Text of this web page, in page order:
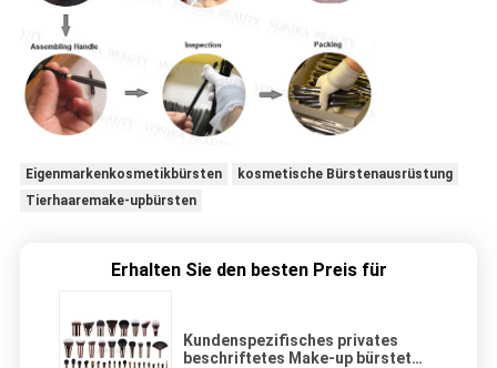
Eigenmarkenkosmetikbürsten
kosmetische Bürstenausrüstung
Tierhaaremake-upbürsten
Erhalten Sie den besten Preis für
Kundenspezifisches privates
beschriftetes Make-up bürstet